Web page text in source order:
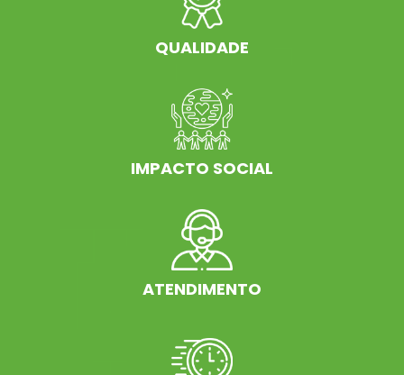
QUALIDADE
IMPACTO SOCIAL
ATENDIMENTO